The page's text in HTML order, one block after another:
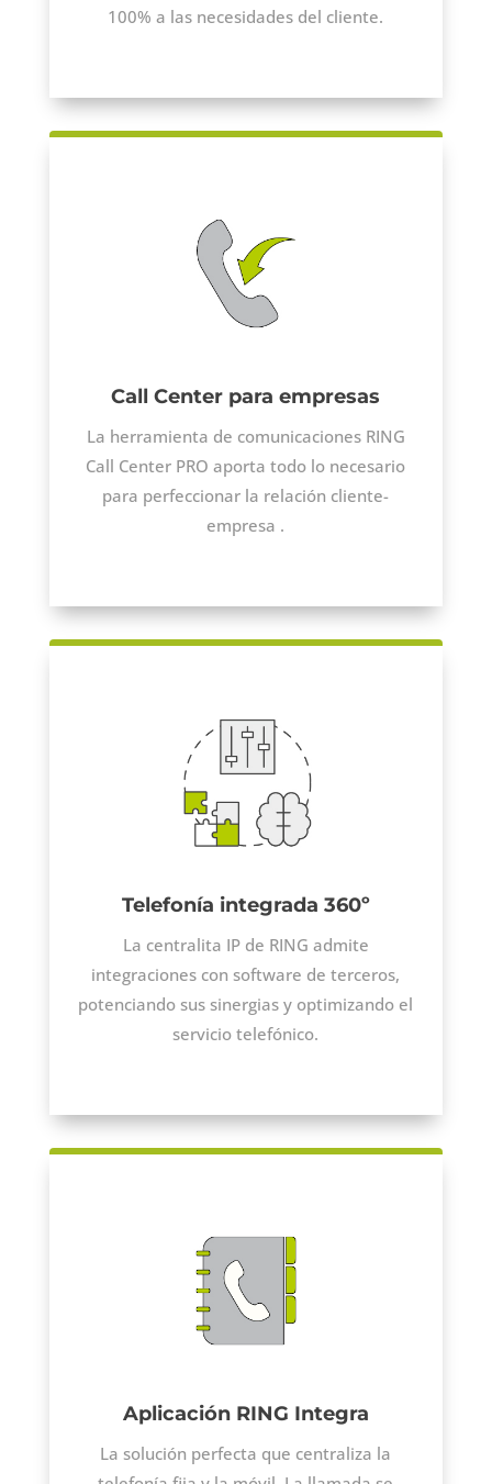
100% a las necesidades del cliente.
Call Center para empresas
La herramienta de comunicaciones RING
Call Center PRO aporta todo lo necesario
para perfeccionar la relación cliente-
empresa .
Telefonía integrada 360º
La centralita IP de RING admite
integraciones con software de terceros,
potenciando sus sinergias y optimizando el
servicio telefónico.
Aplicación RING Integra
La solución perfecta que centraliza la